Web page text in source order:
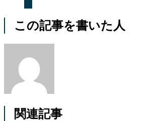
この記事を書いた人
関連記事